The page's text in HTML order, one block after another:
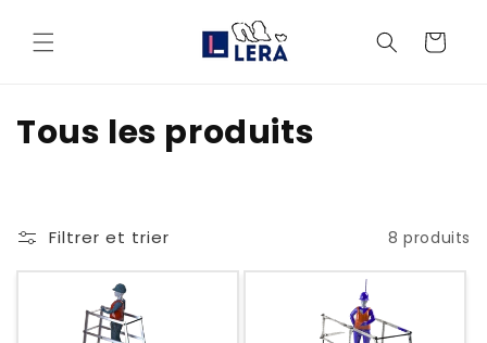
au
Panier
C
l
Tous les produits
Filtrer et trier 8 produits